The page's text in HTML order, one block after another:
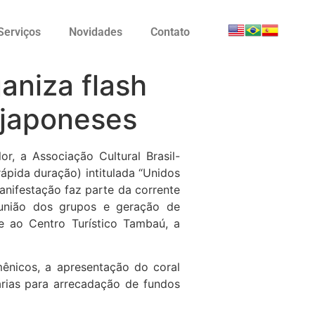
Novidades Contato
flash
a Associação Cultural Brasil-
duração) intitulada “Unidos
faz parte da corrente
dos grupos e geração de
ao Centro Turístico Tambaú, a
a apresentação do coral
para arrecadação de fundos